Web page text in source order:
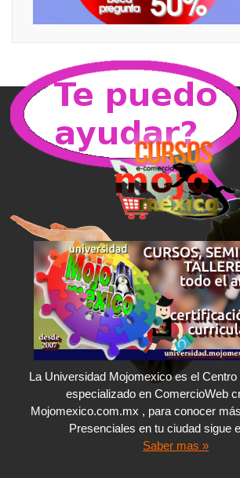
La Universidad Mojomexico es el
especializado en ComercioWeb
Mojomexico.com.mx , para conocer
Presenciales en tu ciudad sigue
Saber mas »